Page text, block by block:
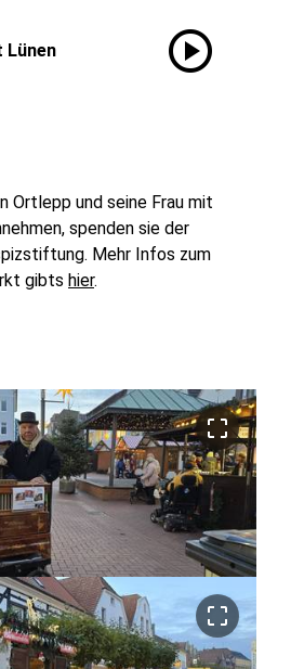
Lünen play_circle
Ortlepp und seine Frau mit
spenden sie der
Mehr Infos zum
gibts hier.
crop_free
crop_free